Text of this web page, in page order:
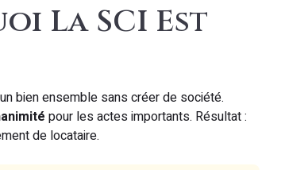
La SCI Est
bien ensemble sans créer de société.
pour les actes importants. Résultat :
de locataire.